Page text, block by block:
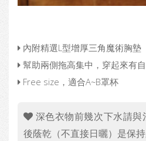
內附精選L型增厚三角魔術胸墊
幫助兩側拖高集中，穿起來有
Free size，適合A~B罩杯
深色衣物前幾次下水請
後蔭乾（不直接日曬）是保